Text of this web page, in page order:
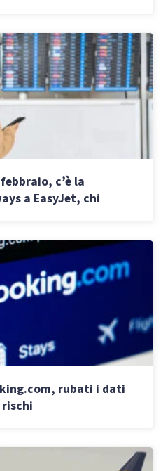
c’è la
a EasyJet, chi
rubati i dati